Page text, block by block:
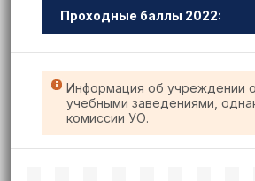
Проходные баллы 2022:
Информация об учреждении
учебными заведениями,
комиссии УО.